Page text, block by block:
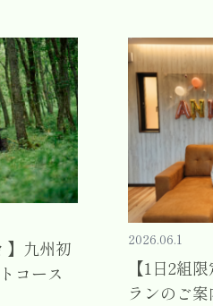
】九州初
コース
2026.06.1
【1日2組
ランのご案